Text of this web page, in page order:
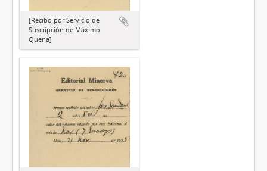
[Recibo por Servicio de
Suscripción de Máximo
Quena]